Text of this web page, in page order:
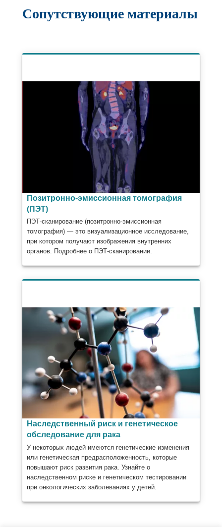
Сопутствующие материалы
Позитронно-эмиссионная томография
(ПЭТ)
ПЭТ-сканирование (позитронно-эмиссионная
томография) — это визуализационное исследование,
при котором получают изображения внутренних
органов. Подробнее о ПЭТ-сканировании.
Наследственный риск и генетическое
обследование для рака
У некоторых людей имеются генетические изменения
или генетическая предрасположенность, которые
повышают риск развития рака. Узнайте о
наследственном риске и генетическом тестировании
при онкологических заболеваниях у детей.